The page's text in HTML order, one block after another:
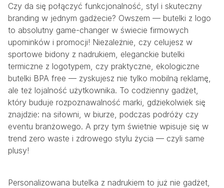
Czy da się połączyć funkcjonalność, styl i skuteczny
branding w jednym gadżecie? Owszem — butelki z logo
to absolutny game-changer w świecie firmowych
upominków i promocji! Niezależnie, czy celujesz w
sportowe bidony z nadrukiem, eleganckie butelki
termiczne z logotypem, czy praktyczne, ekologiczne
butelki BPA free — zyskujesz nie tylko mobilną reklamę,
ale też lojalność użytkownika. To codzienny gadżet,
który buduje rozpoznawalność marki, gdziekolwiek się
znajdzie: na siłowni, w biurze, podczas podróży czy
eventu branżowego. A przy tym świetnie wpisuje się w
trend zero waste i zdrowego stylu życia — czyli same
plusy!
Personalizowana butelka z nadrukiem to już nie gadżet,